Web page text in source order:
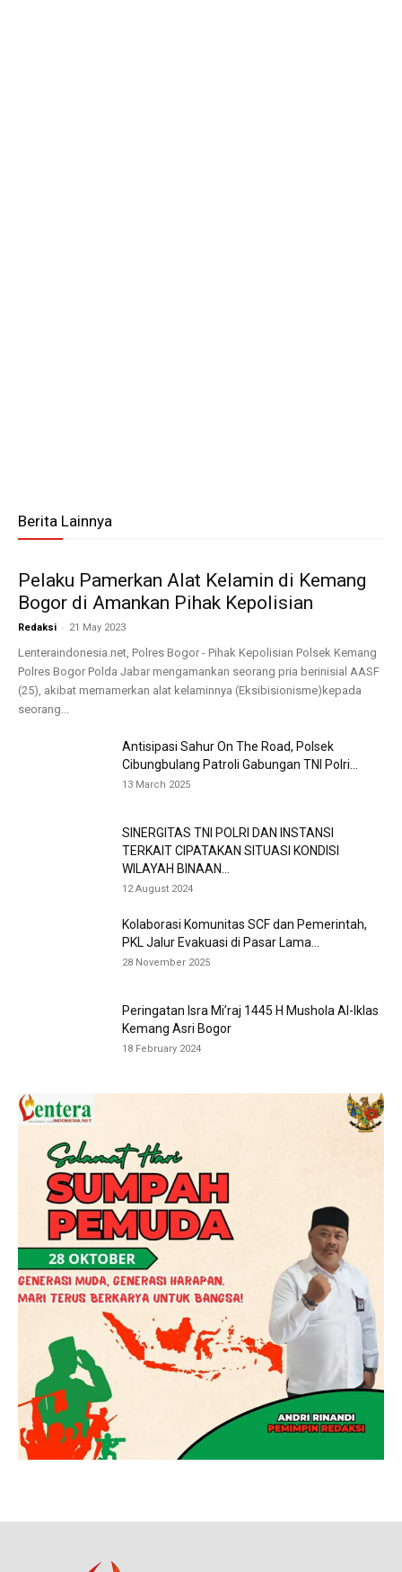
Berita Lainnya
Pelaku Pamerkan Alat Kelamin di Kemang
Bogor di Amankan Pihak Kepolisian
Redaksi - 21 May 2023
Lenteraindonesia.net, Polres Bogor - Pihak Kepolisian Polsek Kemang
Polres Bogor Polda Jabar mengamankan seorang pria berinisial AASF
(25), akibat memamerkan alat kelaminnya (Eksibisionisme)kepada
seorang...
Antisipasi Sahur On The Road, Polsek
Cibungbulang Patroli Gabungan TNI Polri...
13 March 2025
SINERGITAS TNI POLRI DAN INSTANSI
TERKAIT CIPATAKAN SITUASI KONDISI
WILAYAH BINAAN...
12 August 2024
Kolaborasi Komunitas SCF dan Pemerintah,
PKL Jalur Evakuasi di Pasar Lama...
28 November 2025
Peringatan Isra Mi’raj 1445 H Mushola Al-Iklas
Kemang Asri Bogor
18 February 2024